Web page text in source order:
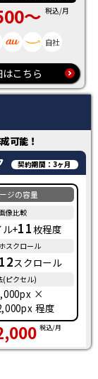
～ 税込/月
自社
こちら
可能！
ル+11枚程度
12スクロール
×
程度
税込/月